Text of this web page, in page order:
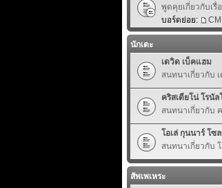
พูดคุยเกี่ยวกับเรื่
บอร์ดย่อย:
CM
นักเตะ
เดวิด เบ็คแฮม
สนทนาเกี่ยวกับ
คริสเตียโน่ โรนัล
สนทนาเกี่ยวกับ
โอเล่ กุนนาร์ โซ
สนทนาเกี่ยวกับ
สัพเพเหระ